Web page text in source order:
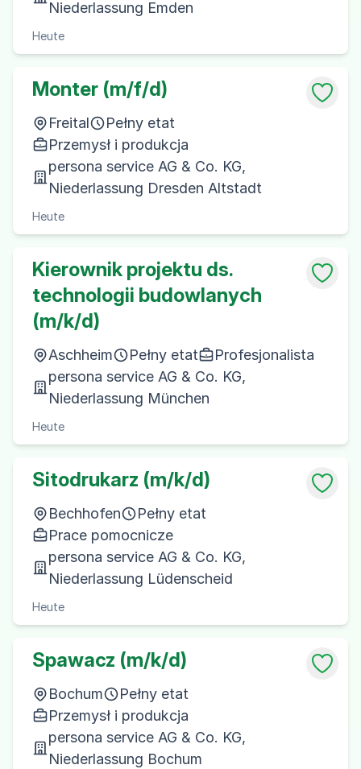
Niederlassung Emden
Heute
Monter (m/f/d)
Freital
Pełny etat
Przemysł i produkcja
persona service AG & Co. KG,
Niederlassung Dresden Altstadt
Heute
Kierownik projektu ds.
technologii budowlanych
(m/k/d)
Aschheim Pełny etat
Profesjonalista
persona service AG & Co. KG,
Niederlassung München
Heute
Sitodrukarz (m/k/d)
Bechhofen
Pełny etat
Prace pomocnicze
persona service AG & Co. KG,
Niederlassung Lüdenscheid
Heute
Spawacz (m/k/d)
Bochum
Pełny etat
Przemysł i produkcja
persona service AG & Co. KG,
Niederlassung Bochum